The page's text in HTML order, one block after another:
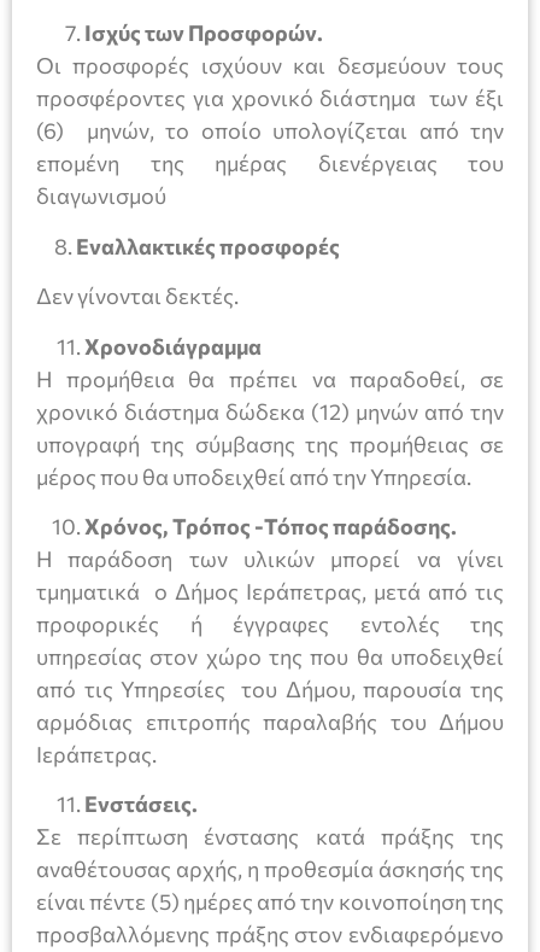
Ισχύς των Προσφορών.
Οι προσφορές ισχύουν και δεσμεύουν τους
προσφέροντες για χρονικό διάστημα των έξι
(6) μηνών, το οποίο υπολογίζεται από την
επομένη της ημέρας διενέργειας του
διαγωνισμού
8. Εναλλακτικές προσφορές
Δεν γίνονται δεκτές.
Χρονοδιάγραμμα
Η προμήθεια θα πρέπει να παραδοθεί, σε
χρονικό διάστημα δώδεκα (12) μηνών από την
υπογραφή της σύμβασης της προμήθειας σε
μέρος που θα υποδειχθεί από την Υπηρεσία.
Χρόνος, Τρόπος -Τόπος παράδοσης.
Η παράδοση των υλικών μπορεί να γίνει
τμηματικά ο Δήμος Ιεράπετρας, μετά από τις
προφορικές ή έγγραφες εντολές της
υπηρεσίας στον χώρο της που θα υποδειχθεί
από τις Υπηρεσίες του Δήμου, παρουσία της
αρμόδιας επιτροπής παραλαβής του Δήμου
Ιεράπετρας.
Ενστάσεις.
Σε περίπτωση ένστασης κατά πράξης της
αναθέτουσας αρχής, η προθεσμία άσκησής της
είναι πέντε (5) ημέρες από την κοινοποίηση της
προσβαλλόμενης πράξης στον ενδιαφερόμενο